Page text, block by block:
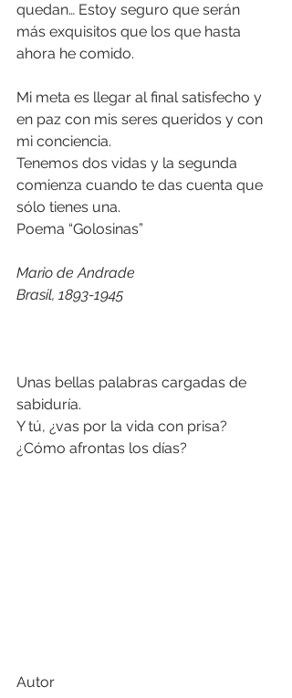
quedan… Estoy seguro que serán
más exquisitos que los que hasta
ahora he comido.
Mi meta es llegar al final satisfecho y
en paz con mis seres queridos y con
mi conciencia.
Tenemos dos vidas y la segunda
comienza cuando te das cuenta que
sólo tienes una.
Poema “Golosinas”
Mario de Andrade
Brasil, 1893-1945
Unas bellas palabras cargadas de
sabiduría.
Y tú, ¿vas por la vida con prisa?
¿Cómo afrontas los días?
Autor